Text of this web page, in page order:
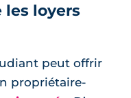
les loyers
peut offrir
propriétaire-